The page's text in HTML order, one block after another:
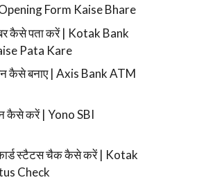
Form Kaise Bhare
कैसे पता करें | Kotak Bank
Pata Kare
कैसे बनाए | Axis Bank ATM
कैसे करें | Yono SBI
स्टैटस चैक कैसे करें | Kotak
Check